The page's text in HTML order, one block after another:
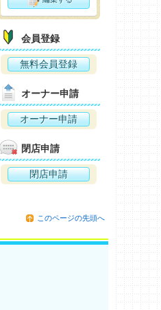
会員登録
無料会員登録
オーナー申請
オーナー申請
閉店申請
閉店申請
このページの先頭へ